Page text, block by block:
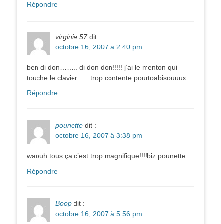
Répondre
virginie 57 dit :
octobre 16, 2007 à 2:40 pm
ben di don…….. di don don!!!!! j’ai le menton qui
touche le clavier….. trop contente pourtoabisouuus
Répondre
pounette dit :
octobre 16, 2007 à 3:38 pm
waouh tous ça c’est trop magnifique!!!!biz pounette
Répondre
Boop dit :
octobre 16, 2007 à 5:56 pm